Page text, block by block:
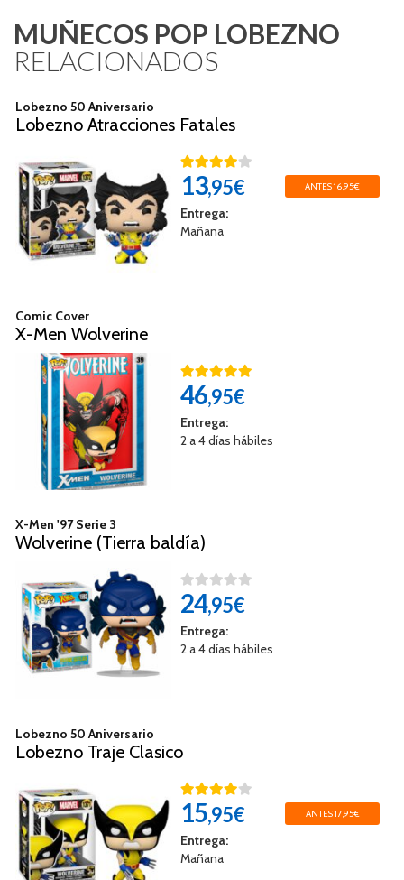
MUÑECOS POP LOBEZNO
RELACIONADOS
Lobezno 50 Aniversario
Lobezno Atracciones Fatales
13,95€ ANTES 16,95€
Entrega:
Mañana
Comic Cover
X-Men Wolverine
46,95€
Entrega:
2 a 4 días hábiles
X-Men '97 Serie 3
Wolverine (Tierra baldía)
24,95€
Entrega:
2 a 4 días hábiles
Lobezno 50 Aniversario
Lobezno Traje Clasico
15,95€ ANTES 17,95€
Entrega:
Mañana